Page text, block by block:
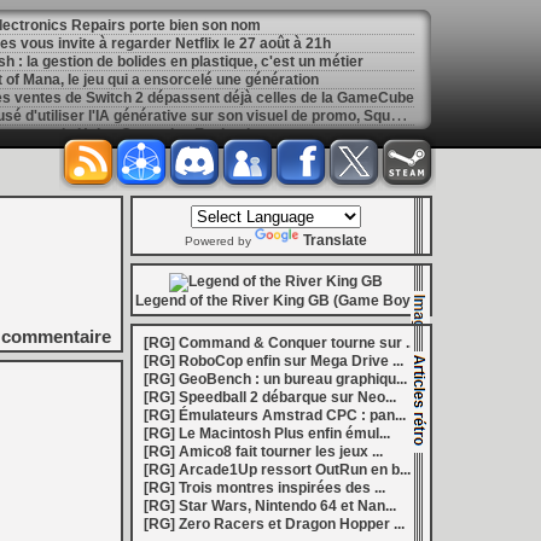
Repairs porte bien son nom
vous invite à regarder Netflix le 27 août à 21h
: la gestion de bolides en plastique, c'est un métier
Mana, le jeu qui a ensorcelé une génération
ventes de Switch 2 dépassent déjà celles de la GameCube
[
GK] Kingdom Hearts : accusé d'utiliser l'IA générative sur son visuel de promo, Square Enix invoque « l'erreur humaine »
autour de Halo : Campaign Evolved
[
GK] Inspiré par System Shock 2 et Doom 3, le FPS DERELIKT veut vous foutre la trouille à la fin 2026
l’affichage emblématique de la Game Boy
Éclatants » arriveront sur Switch 2 en octobre
[
LS] [XB360] Xbox360BadUpdate v1.3 l'exploit Xbox 360 gagne en fiabilité et ajoute un mode de récupération
: après un accueil mitigé, Game Freak va revoir sa copie
Champions Tactics, le jeu NFT ferme ses portes
: l'hymne ultime à la solitude a déjà quarante ans
le maintien des jeux physiques pour les joueurs
27 veut apporter du sang neuf avec le mode The Grounds
médiéval à petit prix pour la rentrée
inspiré des Zelda de la Game Boy arrivera à la rentrée 2026
Vault arrive sur le marché en 1.0
Hunter Wilds avec un prologue gratuit
[
GK] Mémoire cash - Retour sur Hybrid Heaven, l'étrange exclusivité Konami de la Nintendo 64
[
GK] Nouvelle grève à Quantic Dream (Detroit : Become Human) contre les 115 licenciements
[
GK] Mafia The Old Country : l'extension « Homme d'honneur » se dévoile avant sa sortie
Boy disponibles sur le Nintendo Switch Online
Dead : Streets of Survival tient sa date de sortie
la 1.0, Amplitude bourre les nouvelles factions
[
LS] [PS5] BD-JB5 : Gezine renomme son exploit Blu-ray Java pour PS5, avec un support confirmé jusqu'au 13.42
commentaire
Powered by Translate
Legend of the River King GB (Game Boy)
[RG] Command & Conquer tourne sur ...
[RG] RoboCop enfin sur Mega Drive ...
[RG] GeoBench : un bureau graphiqu...
[RG] Speedball 2 débarque sur Neo...
[RG] Émulateurs Amstrad CPC : pan...
[RG] Le Macintosh Plus enfin émul...
[RG] Amico8 fait tourner les jeux ...
[RG] Arcade1Up ressort OutRun en b...
[RG] Trois montres inspirées des ...
[RG] Star Wars, Nintendo 64 et Nan...
[RG] Zero Racers et Dragon Hopper ...